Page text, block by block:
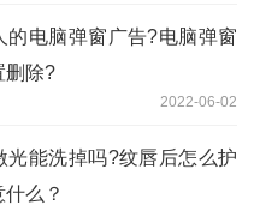
的电脑弹窗广告?电脑弹窗
删除?
2022-06-02
光能洗掉吗?纹唇后怎么护
么？